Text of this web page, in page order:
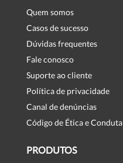
Quem somos
Casos de sucesso
Dúvidas frequentes
Fale conosco
Suporte ao cliente
Política de privacidade
Canal de denúncias
Código de Ética e Conduta
PRODUTOS